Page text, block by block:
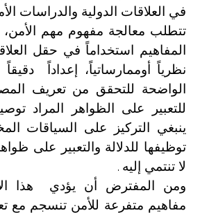
في العلاقات الدولية والدراسات
تتطلب معالجة مفهوم مهم الأمن،
المفاهيم استخداماً في حقل
نظرياً أوممارساتياً، إعداداً
الواضحة للتحقق من تعريف
للتعبير على الظواهر المراد
ينبغي التركيز على السياقات
توظيفها للدلالة والتعبير على
لا تنتمي إليه .
ومن المفترض أن يؤدي هذا
مفاهيم متفرعة للأمن تنسجم مع